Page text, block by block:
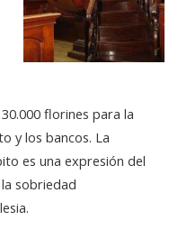
florines para la
y los bancos. La
es una expresión del
sobriedad